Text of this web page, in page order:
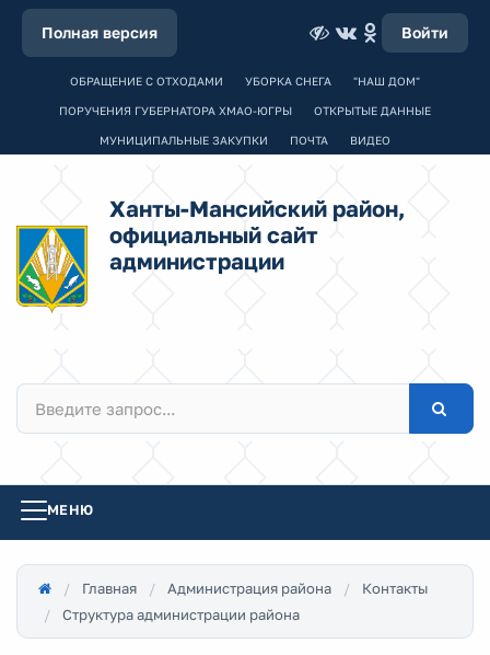
Полная версия Войти
ОБРАЩЕНИЕ С ОТХОДАМИ УБОРКА СНЕГА "НАШ ДОМ"
ПОРУЧЕНИЯ ГУБЕРНАТОРА ХМАО-ЮГРЫ ОТКРЫТЫЕ ДАННЫЕ
МУНИЦИПАЛЬНЫЕ ЗАКУПКИ ПОЧТА ВИДЕО
Ханты-Мансийский район,
официальный сайт
администрации
МЕНЮ
Главная Администрация района
Контакты
Структура администрации района